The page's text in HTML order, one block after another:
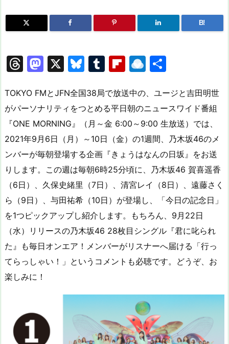
B!
T
e
a
d
s
M
st
o
d
o
n
X
Bl
e
s
k
y
T
m
bl
r
Fl
b
o
ar
d
R
n
dr
o
p.
io
TOKYO FMとJFN全国38局で放送中の、ユージと吉田明世
がパーソナリティをつとめる平日朝のニュースワイド番組
『ONE MORNING』（月～金 6:00～9:00 生放送）では、
2021年9月6日（月）～10日（金）の1週間、乃木坂46のメ
ンバーが毎朝登場する企画『きょうはなんの日坂』をお送
りします。この週は毎朝6時25分頃に、乃木坂46 賀喜遥香
（6日）、久保史緒里（7日）、清宮レイ（8日）、遠藤さく
ら（9日）、与田祐希（10日）が登場し、「今日の記念日」
を1つピックアップし紹介します。もちろん、9月22日
（水）リリースの乃木坂46 28枚目シングル『君に叱られ
た』も毎日オンエア！メンバーがリスナーへ届ける「行っ
てらっしゃい！」というコメントも必聴です。どうぞ、お
楽しみに！